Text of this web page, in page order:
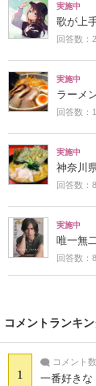
実施中
歌が上
回答数：
実施中
ラーメ
回答数：
実施中
神奈川
回答数：
実施中
唯一無
回答数：
コメントランキ
1
コメント数
一番好きな